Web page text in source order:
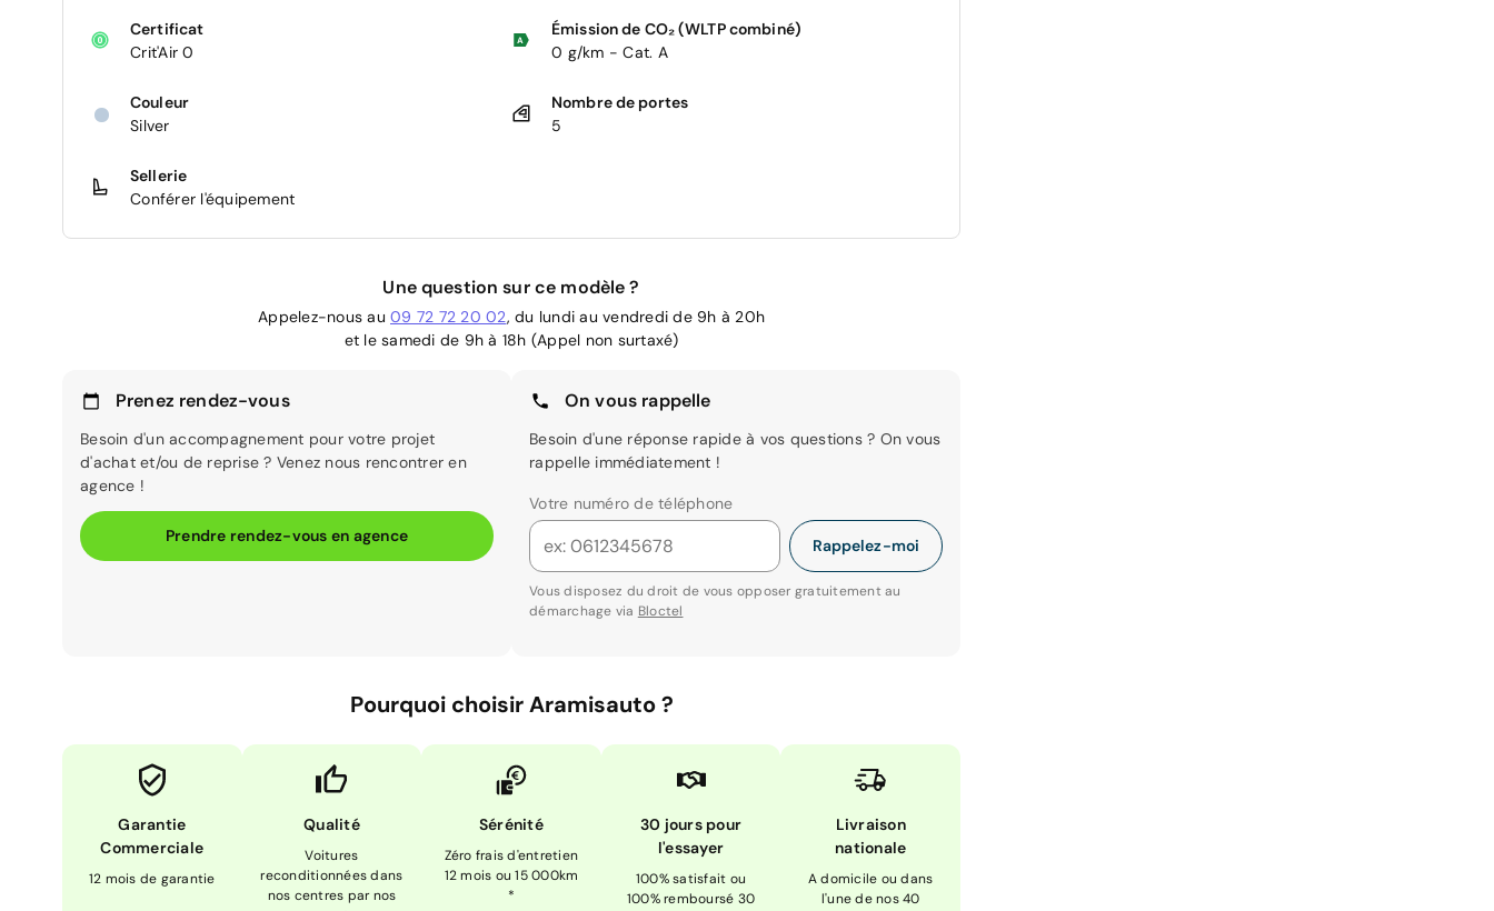
Certificat
Crit'Air 0
Émission de CO₂ (WLTP combiné)
0 g/km - Cat. A
Couleur
Silver
Nombre de portes
5
Sellerie
Conférer l'équipement
Une question sur ce modèle ?
Appelez-nous au 09 72 72 20 02, du lundi au vendredi de 9h à 20h
et le samedi de 9h à 18h (Appel non surtaxé)
Prenez rendez-vous
Besoin d'un accompagnement pour votre projet
d'achat et/ou de reprise ? Venez nous rencontrer en
agence !
Prendre rendez-vous en agence
On vous rappelle
Besoin d'une réponse rapide à vos questions ? On vous
rappelle immédiatement !
Votre numéro de téléphone
Rappelez-moi
Vous disposez du droit de vous opposer gratuitement au
démarchage via Bloctel
Pourquoi choisir Aramisauto ?
Garantie
Commerciale
12 mois de garantie
Qualité
Voitures
reconditionnées dans
nos centres par nos
Sérénité
Zéro frais d'entretien
12 mois ou 15 000km
*
30 jours pour
l'essayer
100% satisfait ou
100% remboursé 30
Livraison
nationale
A domicile ou dans
l'une de nos 40